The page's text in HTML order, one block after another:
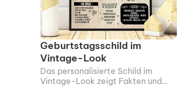
Geburtstagsschild im
Vintage-Look
Das personalisierte Schild im
Vintage-Look zeigt Fakten und